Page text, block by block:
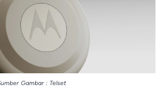
Gambar : Telset